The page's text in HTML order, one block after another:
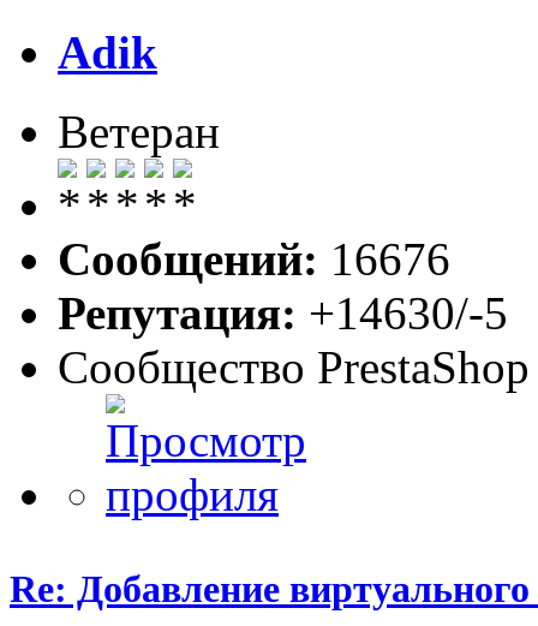
Adik
Ветеран
Сообщений: 16676
Репутация: +14630/-5
Сообщество PrestaShop
Re: Добавление